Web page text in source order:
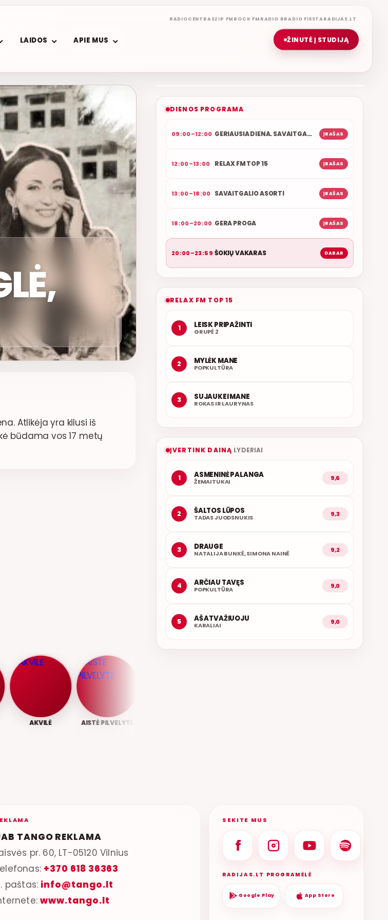
RADIOCENTRASZIP FM ROCK FM RADIO RRADIO FIESTARADIJAS.LT
ŽINUTĖ Į STUDIJĄ
LAIDOS APIE MUS
Atlikėja yra kilusi iš
būdama vos 17 metų
AKVILĖ AISTĖ PILVELYTĖ
ETERYJE
ŠOKIŲ VAKARAS
DIENOS PROGRAMA
09:00–12:00 GERIAUSIA DIENA. SAVAITGALIS ĮRAŠAS
12:00–13:00 RELAX FM TOP 15 ĮRAŠAS
13:00–18:00 SAVAITGALIO ASORTI ĮRAŠAS
18:00–20:00 GERA PROGA ĮRAŠAS
20:00–23:59 ŠOKIŲ VAKARAS DABAR
RELAX FM TOP 15
1 LEISK PRIPAŽINTI
GRUPĖ 2
2 MYLĖK MANE
POPKULTŪRA
3 SUJAUKEI MANE
ROKAS IR LAURYNAS
ĮVERTINK DAINĄ LYDERIAI
1 ASMENINĖ PALANGA
ŽEMAITUKAI 9,6
2 ŠALTOS LŪPOS
TADAS JUODSNUKIS 9,3
3 DRAUGE
NATALIJA BUNKĖ, SIMONA NAINĖ 9,2
4 ARČIAU TAVĘS
POPKULTŪRA 9,0
5 AŠ ATVAŽIUOJU
KARALIAI 9,0
TANGO REKLAMA
pr. 60, LT-05120 Vilnius
+370 618 36363
paštas: info@tango.lt
www.tango.lt
SEKITE MUS
RADIJAS.LT PROGRAMĖLĖ
Google Play App Store